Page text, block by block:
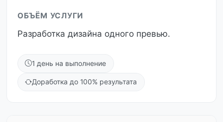
ОБЪЁМ УСЛУГИ
Разработка дизайна одного превью.
1 день на выполнение
Доработка до 100% результата